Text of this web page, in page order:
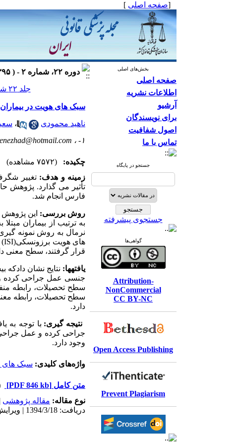
[صفحه اصلی ]
بخش‌های اصلی
صفحه اصلی
اطلاعات نشریه
آرشیو
برای نویسندگان
اصول شفافیت
تماس با ما
جستجو در پایگاه
جستجوی پیشرفته
گواهی‌ها
Attribution-
NonCommercial
CC BY-NC
Open Access Publishing
Prevent Plagiarism
دوره ۲۲، شماره ۲ - ( ۱۳۹۵ )
جلد ۲۲ شماره ۲ صفحات ۱۲۰-۱۱۱
سبک های هویت در بیماران
ناهید محمودی ،
۱- ،
چکیده:
(۷۵۷۲ مشاهده)
زمینه و هدف: تغییر
تأثیر می­ گذارد. پژوهش
فارس انجام شد.
روش بررسی:
به ترتیب از بیماران
نرمال به روش نمونه
های هویت برزونسکی(ISI
)
قرار گرفتند، سطح معنی داری
یافته­ها: نتایج نشان دادکه
جنسی عمل جراحی کرده
سطح تحصیلات، رابطه
سطح تحصیلات، رابطه
دارد.
نتیجه گیری: با توجه به
جراحی کرده و عمل جراحی
وجود دارد.
واژه‌های کلیدی: سبک­ های
متن کامل [PDF 846 kb]
نوع مقاله: مقاله پژوهشی
دریافت: 1394/3/18 | ویرایش نهایی: 1395/8/25 | پذیرش: 1394/9/1 | انتشار الکترونیک: 1395/6/31